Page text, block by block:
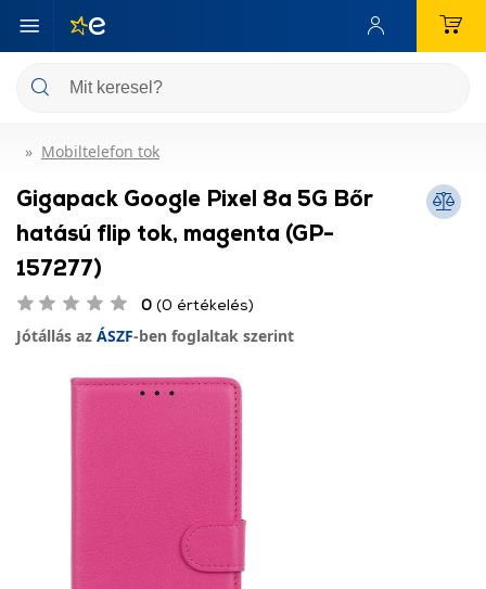
Mobiltelefon tok
Gigapack Google Pixel 8a 5G Bőr
hatású flip tok, magenta (GP-
157277)
0 (0 értékelés)
Jótállás az ÁSZF-ben foglaltak szerint